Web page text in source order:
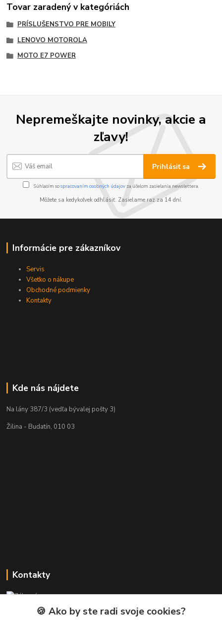
Tovar zaradený v kategóriách
PRÍSLUŠENSTVO PRE MOBILY
LENOVO MOTOROLA
MOTO E7 POWER
Nepremeškajte novinky, akcie a
zľavy!
Prihlásiť sa
Súhlasím sospracovaním osobných údajov za účelom zasielania newslettera.
Môžete sa kedykoľvek odhlásiť. Zasielame raz za 14 dní.
Informácie pre zákazníkov
Servis
Všetko o nákupe
Obchodné podmienky
Kontakty
Kde nás nájdete
Na lány 387/3 (vedľa bývalej pošty 3)
Žilina - Budatín, 010 03
Kontakty
+421 911 010 560
🍪 Ako by ste radi svoje cookies?